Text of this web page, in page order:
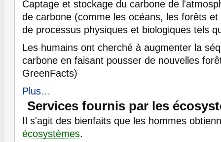
Captage et stockage du carbone de
de carbone (comme les océans, les forêts
de processus physiques et biologiques tels
Les humains ont cherché à augmenter la
carbone en faisant pousser de nouvelles
GreenFacts)
Plus…
Services fournis par les
Il s'agit des bienfaits que les hommes
écosystèmes.